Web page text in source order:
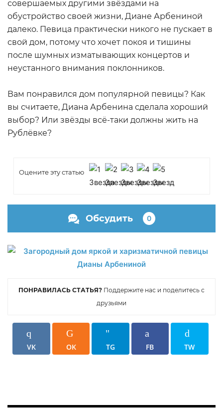
совершаемых другими звёздами на
обустройство своей жизни, Диане Арбениной
далеко. Певица практически никого не пускает в
свой дом, потому что хочет покоя и тишины
после шумных изматывающих концертов и
неустанного внимания поклонников.
Вам понравился дом популярной певицы? Как
вы считаете, Диана Арбенина сделала хороший
выбор? Или звёзды всё-таки должны жить на
Рублёвке?
Оцените эту статью
Обсудить 0
ПОНРАВИЛАСЬ СТАТЬЯ? Поддержите нас и поделитесь с
друзьями
VK OK TG FB TW